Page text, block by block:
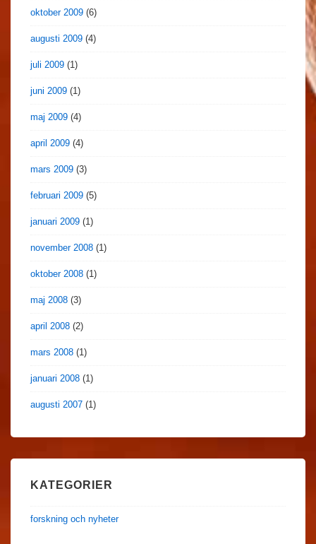
oktober 2009 (6)
augusti 2009 (4)
juli 2009 (1)
juni 2009 (1)
maj 2009 (4)
april 2009 (4)
mars 2009 (3)
februari 2009 (5)
januari 2009 (1)
november 2008 (1)
oktober 2008 (1)
maj 2008 (3)
april 2008 (2)
mars 2008 (1)
januari 2008 (1)
augusti 2007 (1)
KATEGORIER
forskning och nyheter